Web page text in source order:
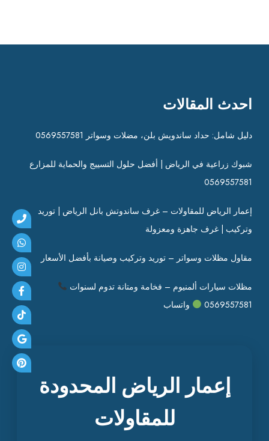
احدث المقالات
دليل شامل: حداد ساندويش بلن، مضلات وسواتر 0569557581
شبوك زراعية في الرياض | أفضل حلول التسييج والحماية للمزارع
0569557581
إعمار الرياض للمقاولات – غرف ساندوتش بانل الرياض | توريد
وتركيب | غرف جاهزة ومعزولة
مقاول مظلات وسواتر – توريد وتركيب وصيانة بأفضل الأسعار
مظلات سيارات ألمنيوم – فخامة ومتانة تدوم لسنوات
0569557581
واتساب
إعمار الرياض المحدودة
للمقاولات